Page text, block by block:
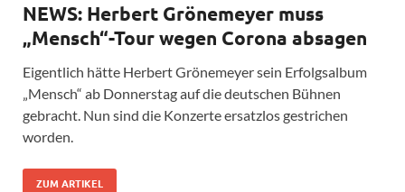
NEWS: Herbert Grönemeyer muss
„Mensch“-Tour wegen Corona absagen
Eigentlich hätte Herbert Grönemeyer sein Erfolgsalbum
„Mensch“ ab Donnerstag auf die deutschen Bühnen
gebracht. Nun sind die Konzerte ersatzlos gestrichen
worden.
ZUM ARTIKEL